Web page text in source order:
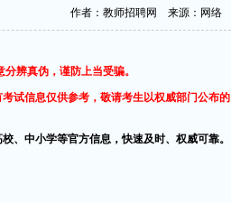
作者：教师招聘网 来源：网络
辨真伪，谨防上当受骗。
试信息仅供参考，敬请考生以权威部门公布的
、中小学等官方信息，快速及时、权威可靠。